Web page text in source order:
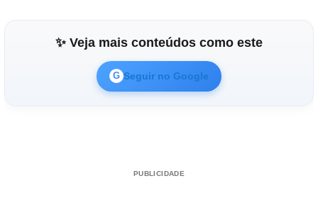
✨ Veja mais conteúdos como este
G Seguir no Google
PUBLICIDADE